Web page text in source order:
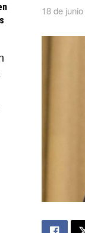
18 de